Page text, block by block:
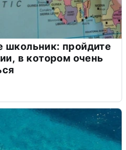
школьник: пройдите
в котором очень